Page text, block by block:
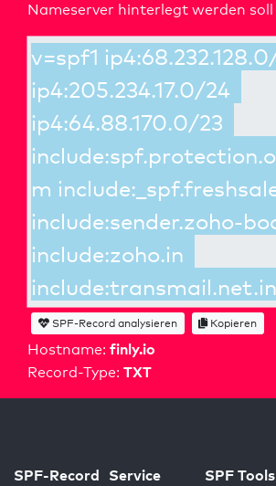
Nameserver hinterlegt werden soll
Hostname: finly.io
Record-Type: TXT
SPF-Record analysieren Kopieren
SPF-Record Service SPF Tools